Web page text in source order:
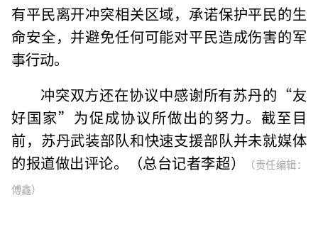
有平民离开冲突相关区域，承诺保护平民的生
命安全，并避免任何可能对平民造成伤害的军
事行动。
冲突双方还在协议中感谢所有苏丹的“友
好国家”为促成协议所做出的努力。截至目
前，苏丹武装部队和快速支援部队并未就媒体
的报道做出评论。（总台记者李超）
（责任编辑：
傅鑫）